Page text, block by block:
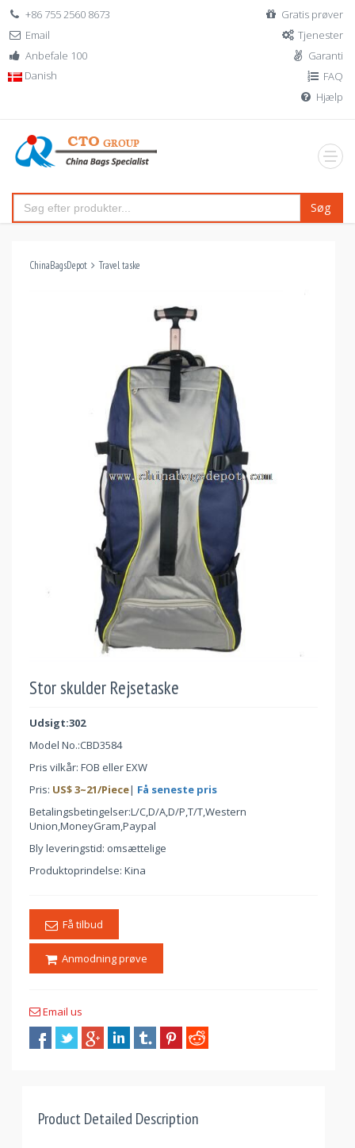
+86 755 2560 8673
Email
Anbefale 100
Danish
Gratis prøver
Tjenester
Garanti
FAQ
Hjælp
Søg
ChinaBagsDepot Travel taske
Stor skulder Rejsetaske
Udsigt:302
Model No.:CBD3584
Pris vilkår: FOB eller EXW
Pris: US$3~21/Piece| Få seneste pris
Betalingsbetingelser:L/C,D/A,D/P,T/T,Western
Union,MoneyGram,Paypal
Bly leveringstid: omsættelige
Produktoprindelse: Kina
Få tilbud
Anmodning prøve
Email us
Product Detailed Description